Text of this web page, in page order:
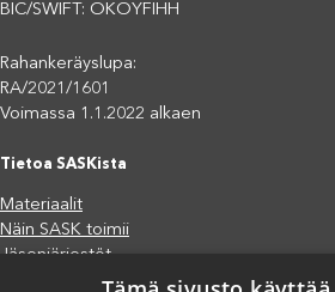
BIC/SWIFT: OKOYFIHH
Rahankeräyslupa:
RA/2021/1601
Voimassa 1.1.2022 alkaen
Tietoa SASKista
Materiaalit
Näin SASK toimii
Jäsenjärjestöt